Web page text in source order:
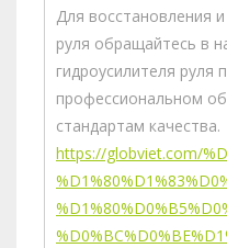
Для восстановления
руля обращайтесь в
гидроусилителя руля
профессиональном
стандартам качества.
https://globviet.com/